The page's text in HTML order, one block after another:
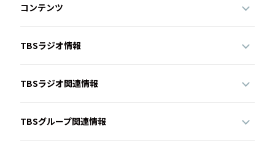
コンテンツ
TBSラジオ情報
TBSラジオ関連情報
TBSグループ関連情報